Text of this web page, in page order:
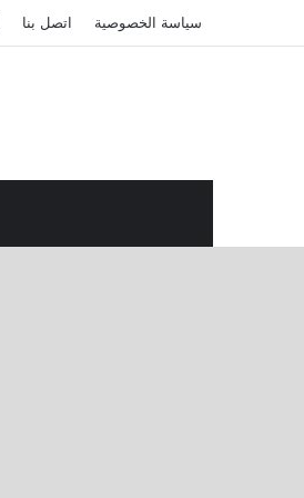
سياسة الخصوصية اتصل بنا